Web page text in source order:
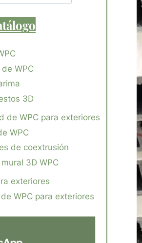
WPC
3D
de WPC para exteriores
WPC
de coextrusión
3D WPC
exteriores
WPC para exteriores